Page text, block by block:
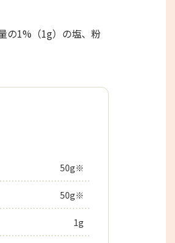
の1%（1g）の塩、粉
50g※
50g※
1g